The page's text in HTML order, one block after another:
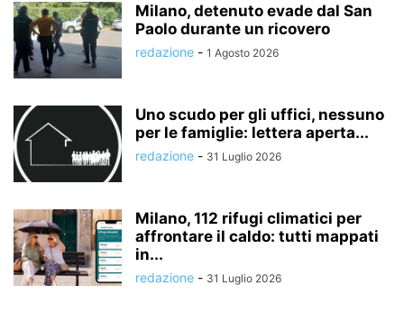
Milano, detenuto evade dal San
Paolo durante un ricovero
redazione - 1 Agosto 2026
Uno scudo per gli uffici, nessuno
per le famiglie: lettera aperta...
redazione - 31 Luglio 2026
Milano, 112 rifugi climatici per
affrontare il caldo: tutti mappati
in...
redazione - 31 Luglio 2026